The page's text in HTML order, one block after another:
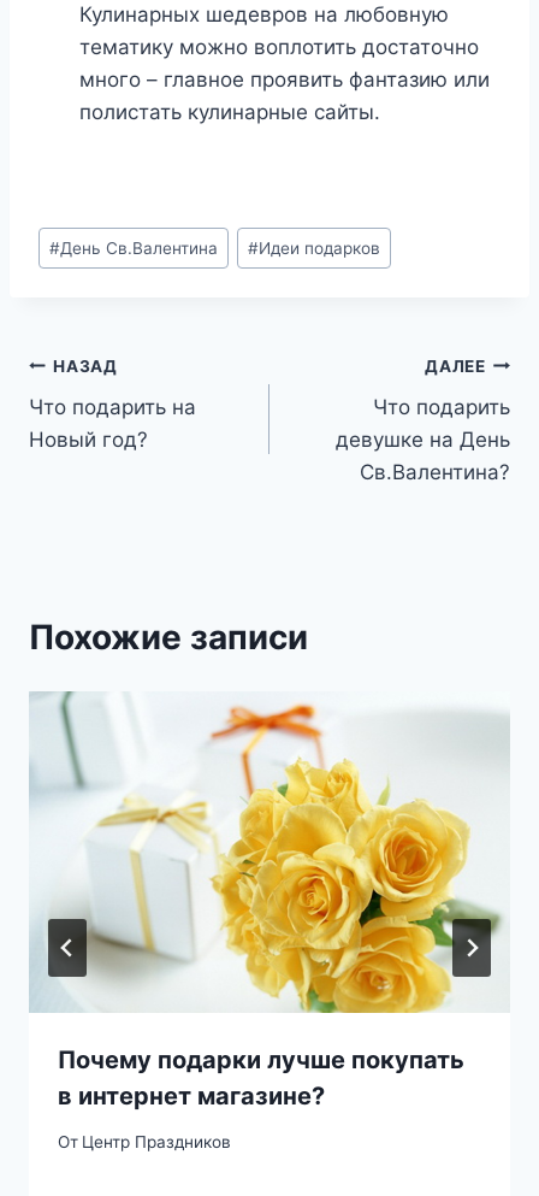
Кулинарных шедевров на любовную
тематику можно воплотить достаточно
много – главное проявить фантазию или
полистать кулинарные сайты.
Метки
записи:
#День Св.Валентина #Идеи подарков
Навигация
по
НАЗАД
Что подарить на
Новый год?
ДАЛЕЕ
Что подарить
девушке на День
Св.Валентина?
Похожие записи
Почему подарки лучше покупать
в интернет магазине?
От Центр Праздников